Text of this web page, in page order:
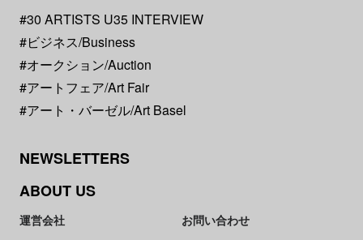
#30 ARTISTS U35 INTERVIEW
#ビジネス/Business
#オークション/Auction
#アートフェア/Art Fair
#アート・バーゼル/Art Basel
NEWSLETTERS
ABOUT US
運営会社
お問い合わせ